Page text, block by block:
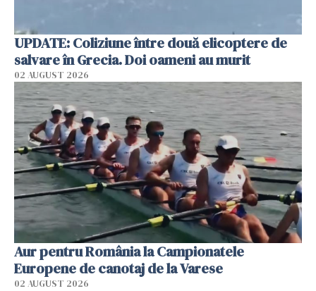
UPDATE: Coliziune între două elicoptere de
salvare în Grecia. Doi oameni au murit
02 AUGUST 2026
Aur pentru România la Campionatele
Europene de canotaj de la Varese
02 AUGUST 2026